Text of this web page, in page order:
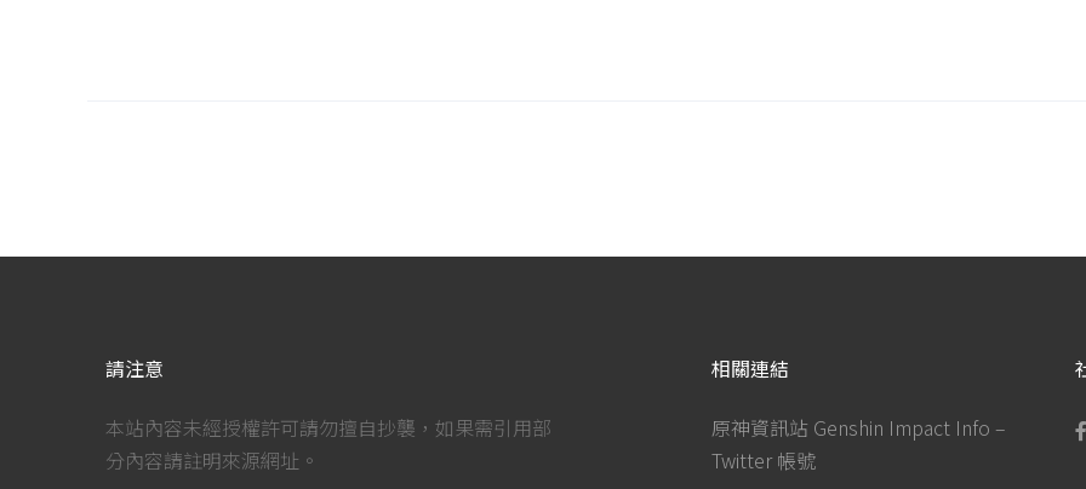
請注意
本站內容未經授權許可請勿擅自抄襲，如果需引用部
分內容請註明來源網址。
相關連結
原神資訊站 Genshin Impact Info –
Twitter 帳號